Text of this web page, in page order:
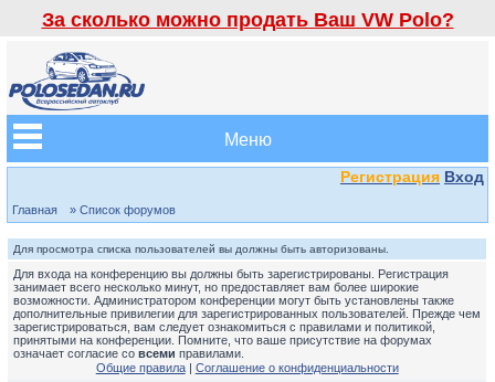
За сколько можно продать Ваш VW Polo?
Меню
Регистрация Вход
Главная » Список форумов
Для просмотра списка пользователей вы должны быть авторизованы.
Для входа на конференцию вы должны быть зарегистрированы. Регистрация
занимает всего несколько минут, но предоставляет вам более широкие
возможности. Администратором конференции могут быть установлены также
дополнительные привилегии для зарегистрированных пользователей. Прежде чем
зарегистрироваться, вам следует ознакомиться с правилами и политикой,
принятыми на конференции. Помните, что ваше присутствие на форумах
означает согласие со всеми правилами.
Общие правила| Соглашение о конфиденциальности